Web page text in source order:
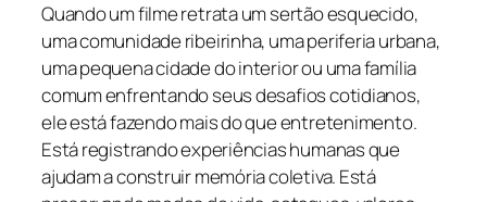
Quando um filme retrata um sertão esquecido,
uma comunidade ribeirinha, uma periferia urbana,
uma pequena cidade do interior ou uma família
comum enfrentando seus desafios cotidianos,
ele está fazendo mais do que entretenimento.
Está registrando experiências humanas que
ajudam a construir memória coletiva. Está